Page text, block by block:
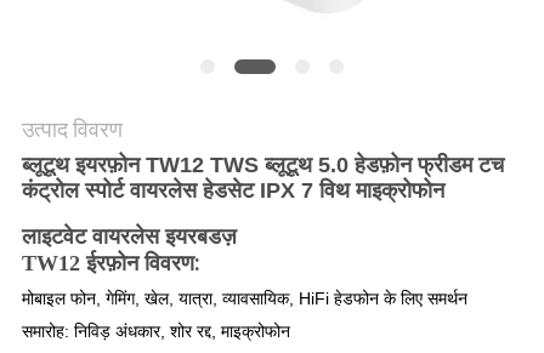
उत्पाद विवरण
ब्लूटूथ इयरफ़ोन TW12 TWS ब्लूटूथ 5.0 हेडफ़ोन फ्रीडम टच
कंट्रोल स्पोर्ट वायरलेस हेडसेट IPX 7 विथ माइक्रोफोन
लाइटवेट वायरलेस इयरबडज़
TW12 ईरफ़ोन विवरण:
मोबाइल फोन, गेमिंग, खेल, यात्रा, व्यावसायिक, HiFi हेडफोन के लिए समर्थन
समारोह: निविड़ अंधकार, शोर रद्द, माइक्रोफोन